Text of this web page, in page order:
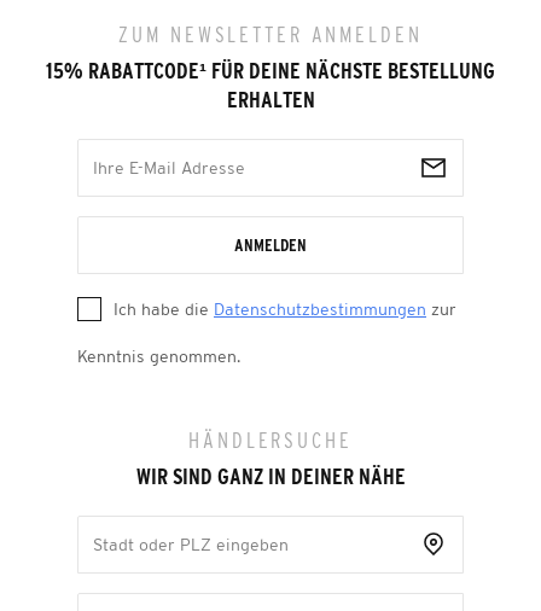
ZUM NEWSLETTER ANMELDEN
15% RABATTCODE¹ FÜR DEINE NÄCHSTE BESTELLUNG
ERHALTEN
ANMELDEN
Ich habe die Datenschutzbestimmungen zur
Kenntnis genommen.
HÄNDLERSUCHE
WIR SIND GANZ IN DEINER NÄHE